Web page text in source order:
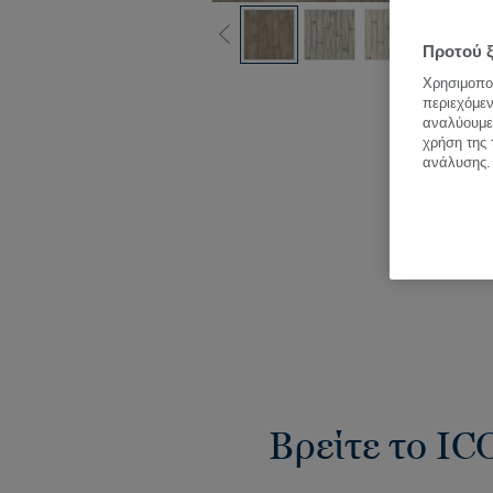
Βρείτε το
Προτού
χρήση της
ανάλυσης.